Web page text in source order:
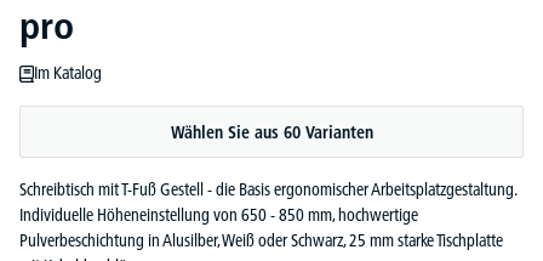
pro
Im Katalog
Wählen Sie aus 60 Varianten
Schreibtisch mit T-Fuß Gestell - die Basis ergonomischer Arbeitsplatzgestaltung.
Individuelle Höheneinstellung von 650 - 850 mm, hochwertige
Pulverbeschichtung in Alusilber, Weiß oder Schwarz, 25 mm starke Tischplatte